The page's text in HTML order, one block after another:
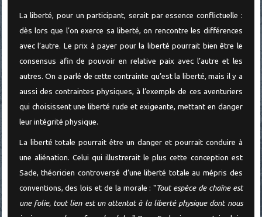
La liberté, pour un participant, serait par essence conflictuelle :
dès lors que l’on exerce sa liberté, on rencontre les différences
avec l’autre. Le prix à payer pour la liberté pourrait bien être le
consensus afin de pouvoir en relative paix avec l’autre et les
autres. On a parlé de cette contrainte qu’est la liberté, mais il y a
aussi des contraintes physiques, à l’exemple de ces aventuriers
qui choisissent une liberté rude et exigeante, mettant en danger
leur intégrité physique.
La liberté totale pourrait être un danger et pourrait conduire à
une aliénation. Celui qui illustrerait le plus cette conception est
Sade, théoricien controversé d’une liberté totale au mépris des
conventions, des lois et de la morale : " Tout espèce de chaîne est
une folie, tout lien est un attentat à la liberté physique dont nous